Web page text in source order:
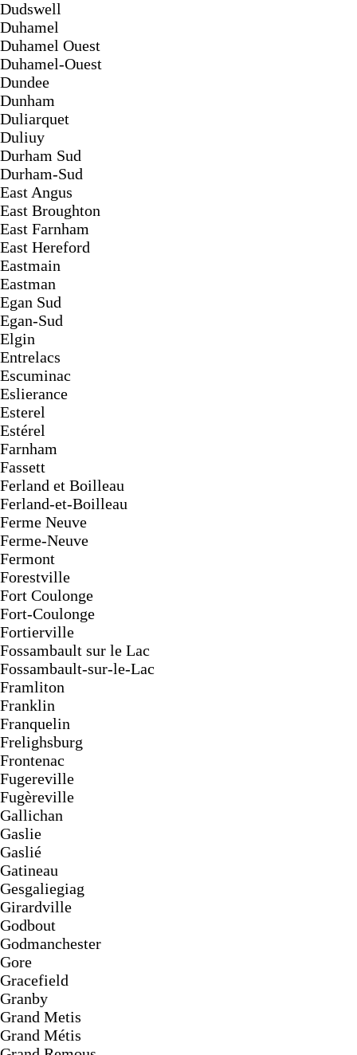
Dudswell
Duhamel
Duhamel Ouest
Duhamel-Ouest
Dundee
Dunham
Duliarquet
Duliuy
Durham Sud
Durham-Sud
East Angus
East Broughton
East Farnham
East Hereford
Eastmain
Eastman
Egan Sud
Egan-Sud
Elgin
Entrelacs
Escuminac
Eslierance
Esterel
Estérel
Farnham
Fassett
Ferland et Boilleau
Ferland-et-Boilleau
Ferme Neuve
Ferme-Neuve
Fermont
Forestville
Fort Coulonge
Fort-Coulonge
Fortierville
Fossambault sur le Lac
Fossambault-sur-le-Lac
Framliton
Franklin
Franquelin
Frelighsburg
Frontenac
Fugereville
Fugèreville
Gallichan
Gaslie
Gaslié
Gatineau
Gesgaliegiag
Girardville
Godbout
Godmanchester
Gore
Gracefield
Granby
Grand Metis
Grand Métis